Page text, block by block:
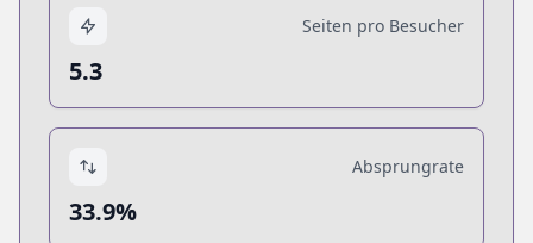
Seiten pro Besucher
5.3
Absprungrate
33.9%